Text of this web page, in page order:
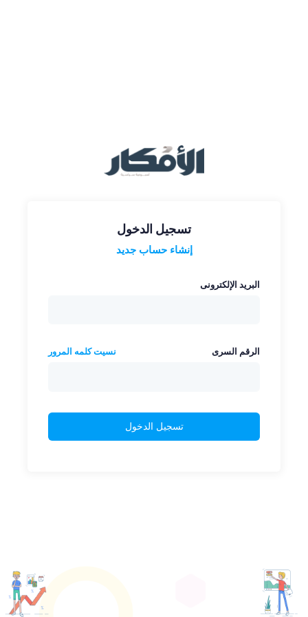
تسجيل الدخول
إنشاء حساب جديد
البريد الإلكترونى
الرقم السرى نسيت كلمه المرور
تسجيل الدخول